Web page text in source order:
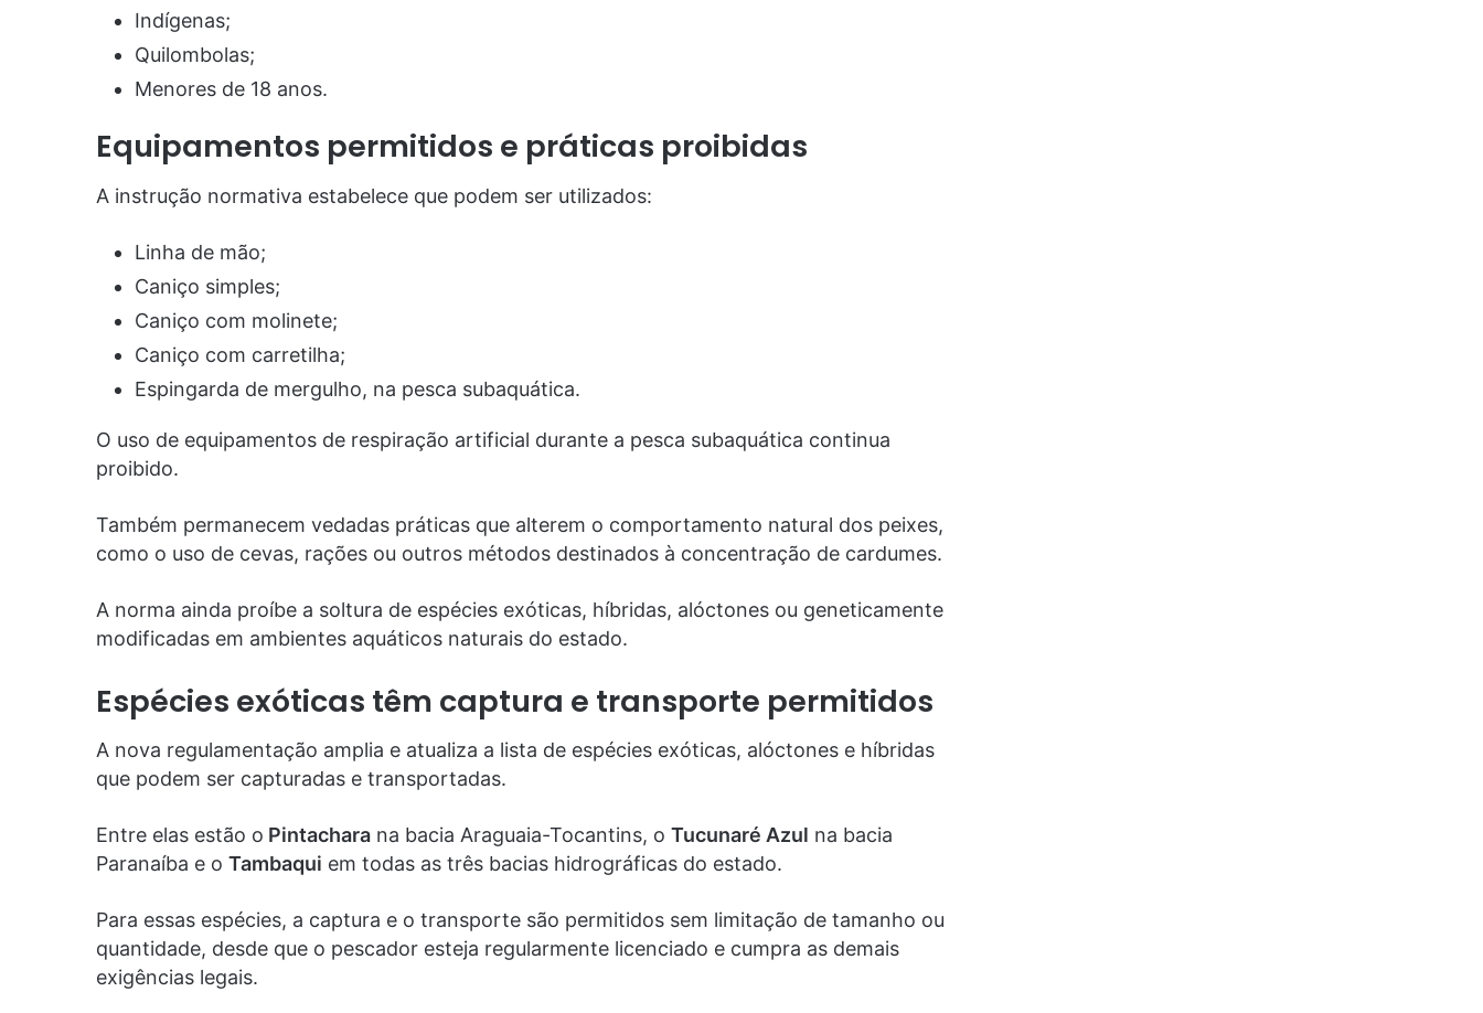
Indígenas;
Quilombolas;
Menores de 18 anos.
Equipamentos permitidos e práticas proibidas
A instrução normativa estabelece que podem ser utilizados:
Linha de mão;
Caniço simples;
Caniço com molinete;
Caniço com carretilha;
Espingarda de mergulho, na pesca subaquática.
O uso de equipamentos de respiração artificial durante a pesca subaquática continua
proibido.
Também permanecem vedadas práticas que alterem o comportamento natural dos peixes,
como o uso de cevas, rações ou outros métodos destinados à concentração de cardumes.
A norma ainda proíbe a soltura de espécies exóticas, híbridas, alóctones ou geneticamente
modificadas em ambientes aquáticos naturais do estado.
Espécies exóticas têm captura e transporte permitidos
A nova regulamentação amplia e atualiza a lista de espécies exóticas, alóctones e híbridas
que podem ser capturadas e transportadas.
Entre elas estão o Pintachara na bacia Araguaia-Tocantins, o Tucunaré Azul na bacia
Paranaíba e o Tambaqui em todas as três bacias hidrográficas do estado.
Para essas espécies, a captura e o transporte são permitidos sem limitação de tamanho ou
quantidade, desde que o pescador esteja regularmente licenciado e cumpra as demais
exigências legais.